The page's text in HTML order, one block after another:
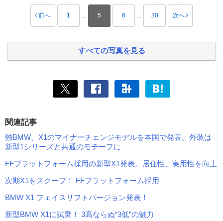
前へ 1 ... 5 6 ... 30 次へ
すべての写真を見る
関連記事
独BMW、X1のマイナーチェンジモデルを本国で発表。外装は
新型1シリーズと共通のモチーフに
FFプラットフォーム採用の新型X1発表。居住性、実用性を向上
次期X1をスクープ！ FFプラットフォーム採用
BMW X1 フェイスリフトバージョン発表！
新型BMW X1に試乗！ 3高ならぬ“3低”の魅力